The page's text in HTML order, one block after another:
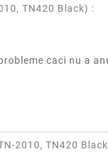
TN420 Black) :
caci nu a
2010, TN420 Black